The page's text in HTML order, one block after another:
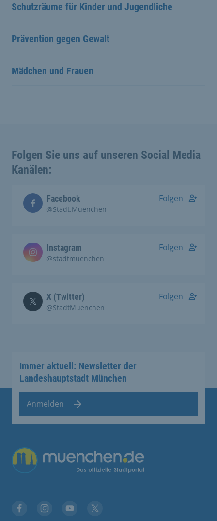
Schutzräume für Kinder und Jugendliche
Prävention gegen Gewalt
Mädchen und Frauen
Folgen Sie uns auf unseren Social Media
Kanälen:
Facebook
@Stadt.Muenchen
Folgen
Instagram
@stadtmuenchen
Folgen
X (Twitter)
@StadtMuenchen
Folgen
Immer aktuell: Newsletter der
Landeshauptstadt München
Anmelden
Übergreifende Links